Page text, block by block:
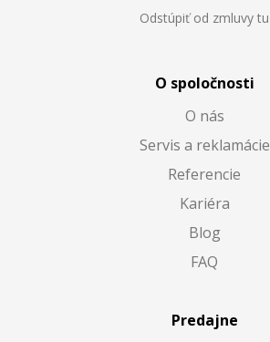
Odstúpiť od zmluvy tu
O spoločnosti
O nás
Servis a reklamácie
Referencie
Kariéra
Blog
FAQ
Predajne